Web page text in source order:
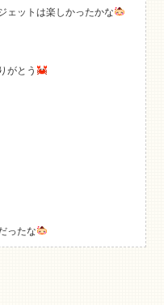
ェットは楽しかったかな
がとう
ったな